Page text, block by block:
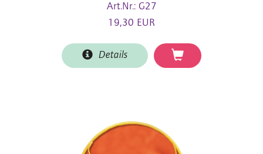
Art.Nr.: G27
19,30 EUR
Details